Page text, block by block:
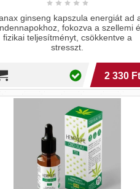
CBD olaj
a természet nyújtotta nyugalmat
és stresszmentességet! Fedezd fel a
CBD nyugtató, gyulladásgátló és
szorongáscsökkentő hatásait.
10 500 Ft